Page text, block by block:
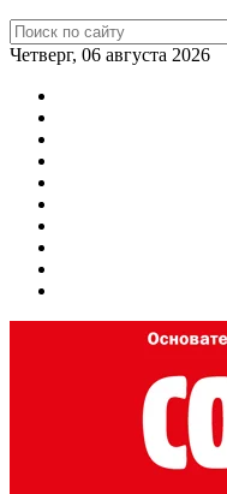
Четверг, 06 августа 2026